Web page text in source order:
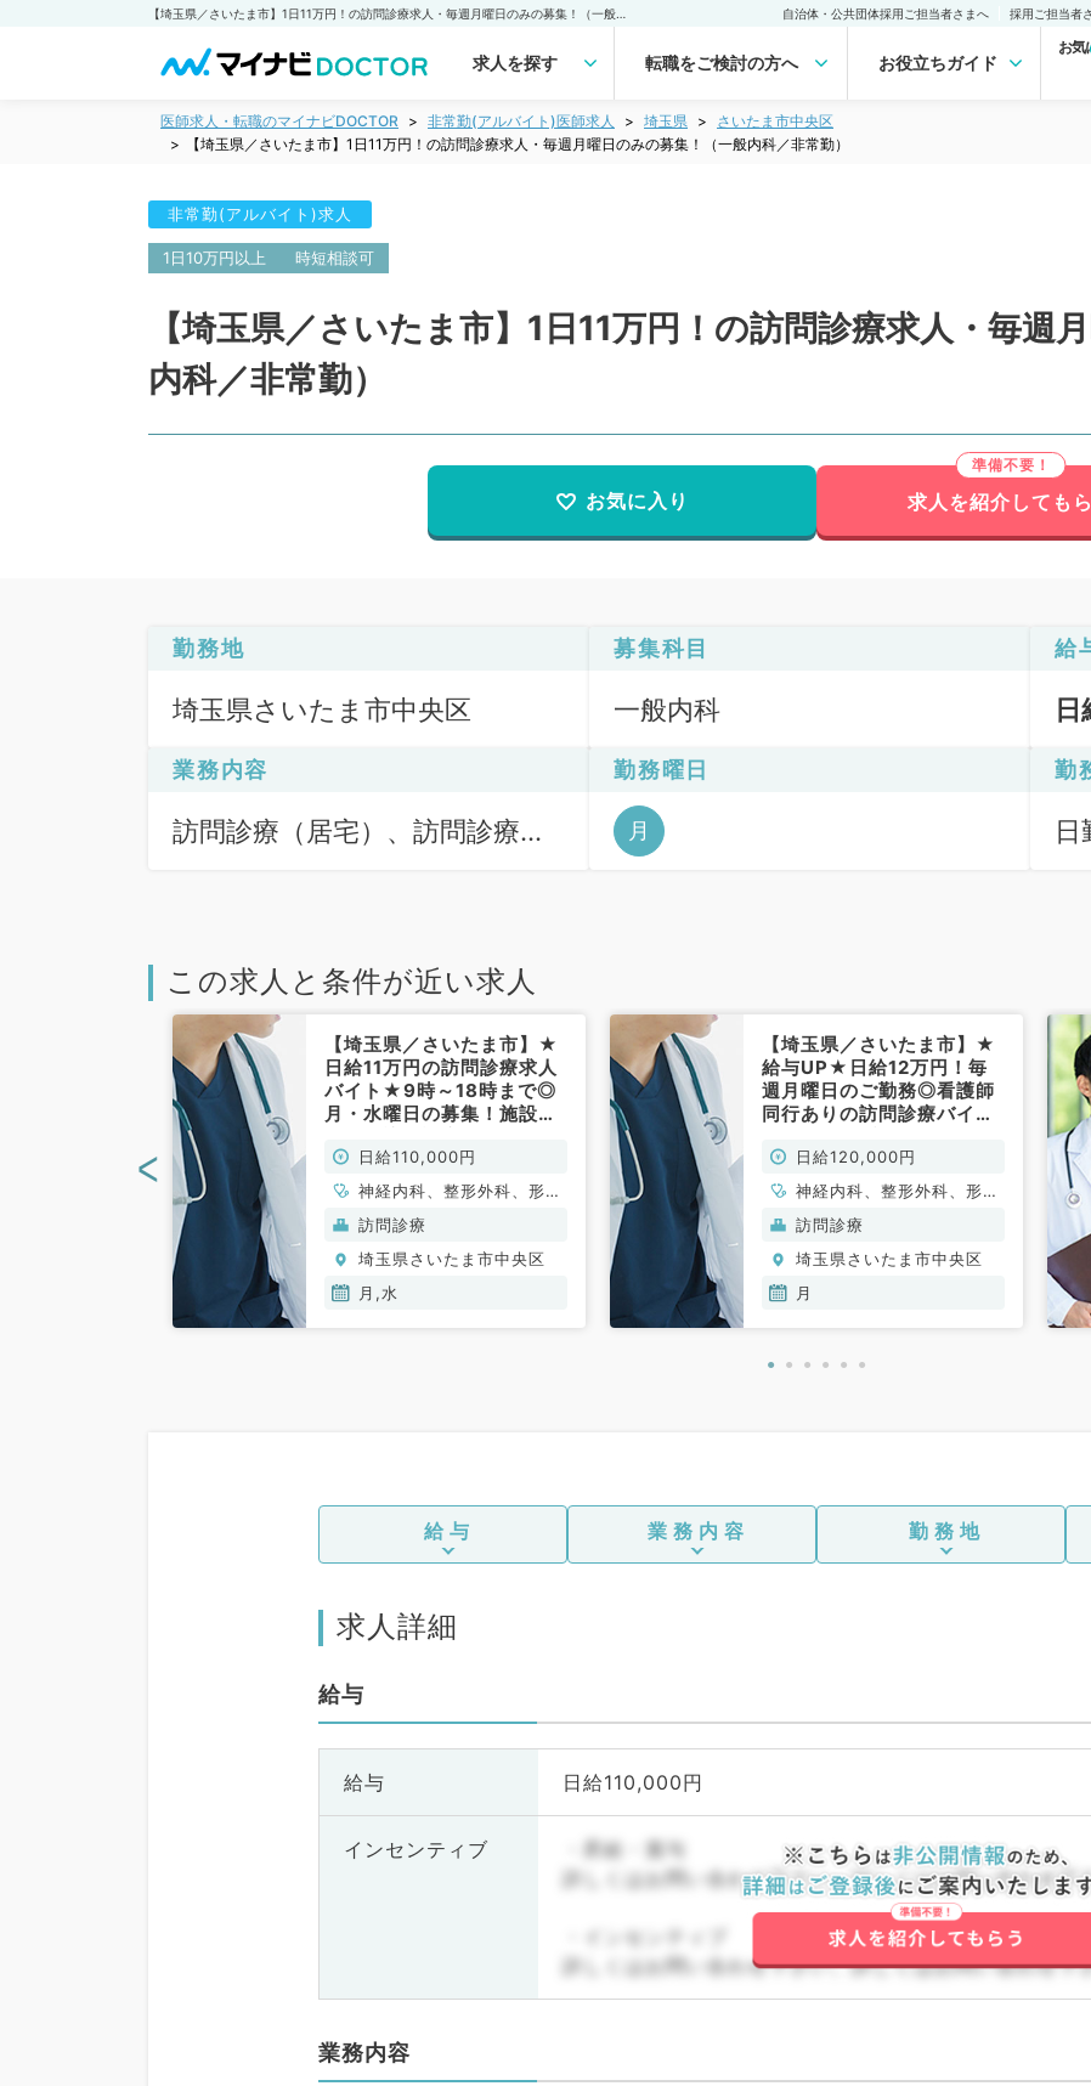
自治体・公共団体採用ご担当者さまへ 採用ご担当者
求人を探す 転職をご検討の方へ お役立ちガイド
お気
医師求人・転職のマイナビDOCTOR 非常勤(アルバイト)医師求人 埼玉県
さいたま市中央区
【埼玉県／さいたま市】1日11万円！の訪問診療求人・毎週月曜日のみの募集！（一般内科／非常勤）
非常勤(アルバイト)求人
1日10万円以上 時短相談可
【埼玉県／さいたま市】1日11万円！の訪問診療求人・毎週
内科／非常勤）
お気に入り 求人を紹介しても
勤務地
埼玉県さいたま市中央区
募集科目
一般内科
給
業務内容
訪問診療（居宅）、訪問診療
勤務曜日
月
勤
この求人と条件が近い求人
【埼玉県／さいたま市】★
日給11万円の訪問診療求人
バイト★9時～18時まで◎
月・水曜日の募集！施設メ
最寄り駅より徒歩圏内（一
般内科／非常勤）
日給110,000円
神経内科、整形外科、形成
外科、脳神経外科、呼吸器
外科、心臓血管外科、小児
外科、泌尿器科、一般内
科、循環器内科、呼吸器内
訪問診療
埼玉県さいたま市中央区
月,水
【埼玉県／さいたま市】★
給与UP★日給12万円！毎
週月曜日のご勤務◎看護師
同行ありの訪問診療バイト
日給120,000円
神経内科、整形外科、形成
外科、脳神経外科、呼吸器
外科、心臓血管外科、小児
外科、泌尿器科、一般内
科、循環器内科、呼吸器内
内科、血液内科、外科系全
訪問診療
埼玉県さいたま市中央区
月
<
給与 業務内容 勤務地
求人詳細
給与
給与 日給110,000円
インセンティブ
・昇給・賞与
詳しくはお問い合わせ下さい。詳しくはお問い合わせ下
・インセンティブ
詳しくはお問い合わせ下さい。詳しくはお問い合わせ下
業務内容